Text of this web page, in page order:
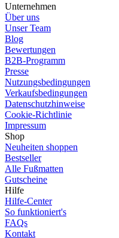
Unternehmen
Über uns
Unser Team
Blog
Bewertungen
B2B-Programm
Presse
Nutzungsbedingungen
Verkaufsbedingungen
Datenschutzhinweise
Cookie-Richtlinie
Impressum
Shop
Neuheiten shoppen
Bestseller
Alle Fußmatten
Gutscheine
Hilfe
Hilfe-Center
So funktioniert's
FAQs
Kontakt